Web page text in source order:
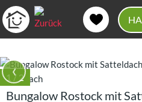
1 / 2
‹
Bungalow Rostock mit